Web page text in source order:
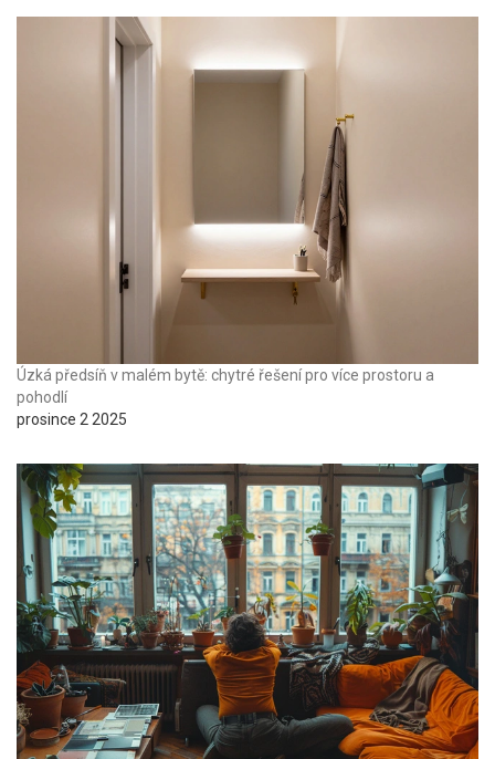
Úzká předsíň v malém bytě: chytré řešení pro více prostoru a
pohodlí
prosince 2 2025